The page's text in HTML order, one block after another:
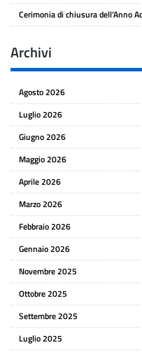
Cerimonia di chiusura dell’Anno
Archivi
Agosto 2026
Luglio 2026
Giugno 2026
Maggio 2026
Aprile 2026
Marzo 2026
Febbraio 2026
Gennaio 2026
Novembre 2025
Ottobre 2025
Settembre 2025
Luglio 2025